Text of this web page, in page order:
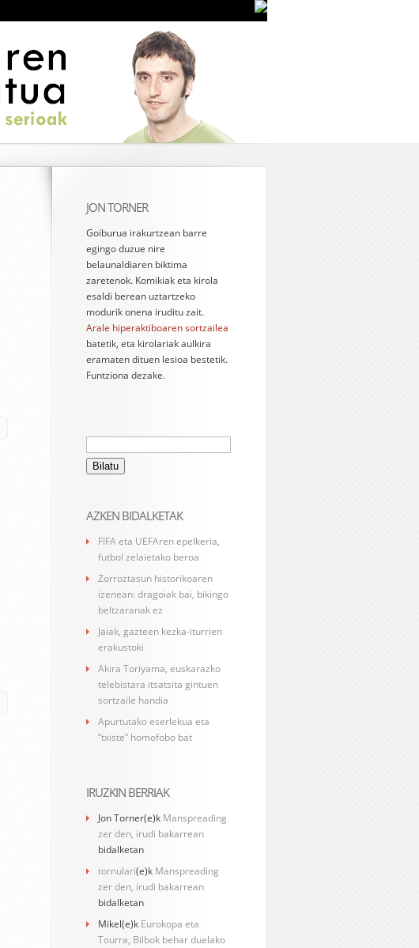
JON TORNER
Goiburua irakurtzean barre
egingo duzue nire
belaunaldiaren biktima
zaretenok. Komikiak eta kirola
esaldi berean uztartzeko
modurik onena iruditu zait.
Arale hiperaktiboaren sortzailea
batetik, eta kirolariak aulkira
eramaten dituen lesioa bestetik.
Funtziona dezake.
Bilatu:
AZKEN BIDALKETAK
FIFA eta UEFAren epelkeria,
futbol zelaietako beroa
Zorroztasun historikoaren
izenean: dragoiak bai, bikingo
beltzaranak ez
Jaiak, gazteen kezka-iturrien
erakustoki
Akira Toriyama, euskarazko
telebistara itsatsita gintuen
sortzaile handia
Apurtutako eserlekua eta
“txiste” homofobo bat
IRUZKIN BERRIAK
Jon Torner(e)k Manspreading
zer den, irudi bakarrean
bidalketan
tornulari(e)k Manspreading
zer den, irudi bakarrean
bidalketan
Mikel(e)k Eurokopa eta
Tourra, Bilbok behar duelako